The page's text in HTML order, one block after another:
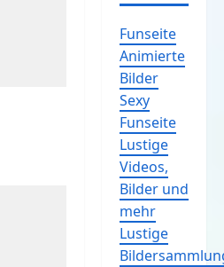
Funseite
Animierte
Bilder
Sexy
Funseite
Lustige
Videos,
Bilder und
mehr
Lustige